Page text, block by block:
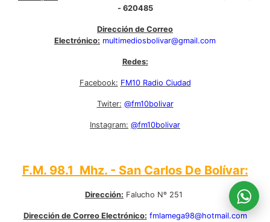
- 620485
Dirección de Correo
Electrónico: multimediosbolivar@gmail.com
Redes:
Facebook: FM10 Radio Ciudad
Twiter: @fm10bolivar
Instagram: @fm10bolivar
F.M. 98.1 Mhz. - San Carlos De Bolívar:
Dirección: Falucho Nº 251
Dirección de Correo Electrónico: fmlamega98@hotmail.com